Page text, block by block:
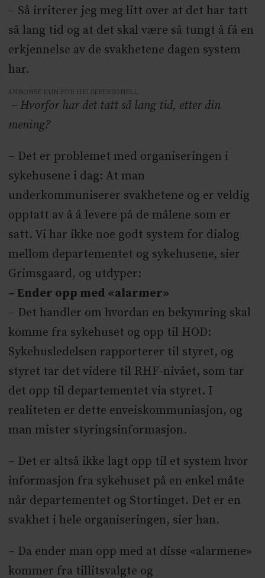
– Så irriterer jeg meg litt over at det har tatt
så lang tid og at det skal være så tungt å få en
erkjennelse av de svakhetene dagen system
har.
ANNONSE KUN FOR HELSEPERSONELL
– Hvorfor har det tatt så lang tid, etter din
mening?
– Det er problemet med organiseringen i
sykehusene i dag: At man
underkommuniserer svakhetene og er veldig
opptatt av å å levere på de målene som er
satt. Vi har ikke noe godt system for dialog
mellom departementet og sykehusene, sier
Grimsgaard, og utdyper:
– Ender opp med «alarmer»
– Det handler om hvordan en bekymring skal
komme fra sykehuset og opp til HOD:
Sykehusledelsen rapporterer til styret, og
styret tar det videre til RHF-nivået, som tar
det opp til departementet via styret. I
realiteten er dette enveiskommuniasjon, og
man mister styringsinformasjon.
– Det er altså ikke lagt opp til et system hvor
informasjon fra sykehuset på en enkel måte
når departementet og Stortinget. Det er en
svakhet i hele organiseringen, sier han.
– Da ender man opp med at disse «alarmene»
kommer fra tillitsvalgte og